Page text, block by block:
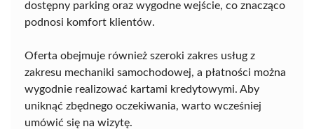
dostępny parking oraz wygodne wejście, co znacząco
podnosi komfort klientów.
Oferta obejmuje również szeroki zakres usług z
zakresu mechaniki samochodowej, a płatności można
wygodnie realizować kartami kredytowymi. Aby
uniknąć zbędnego oczekiwania, warto wcześniej
umówić się na wizytę.